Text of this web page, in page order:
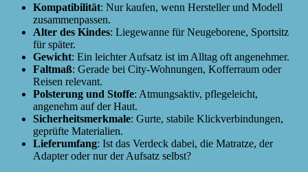
Kompatibilität: Nur kaufen, wenn Hersteller und Modell
zusammenpassen.
Alter des Kindes: Liegewanne für Neugeborene, Sportsitz
für später.
Gewicht: Ein leichter Aufsatz ist im Alltag oft angenehmer.
Faltmaß: Gerade bei City-Wohnungen, Kofferraum oder
Reisen relevant.
Polsterung und Stoffe: Atmungsaktiv, pflegeleicht,
angenehm auf der Haut.
Sicherheitsmerkmale: Gurte, stabile Klickverbindungen,
geprüfte Materialien.
Lieferumfang: Ist das Verdeck dabei, die Matratze, der
Adapter oder nur der Aufsatz selbst?